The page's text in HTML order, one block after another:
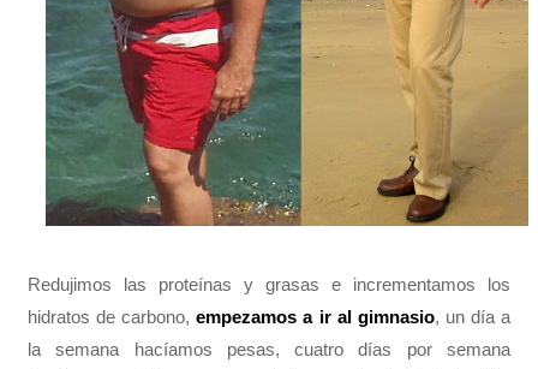
Redujimos las proteínas y grasas e incrementamos los
hidratos de carbono,empezamos a ir al gimnasio, un día a
la semana hacíamos pesas, cuatro días por semana